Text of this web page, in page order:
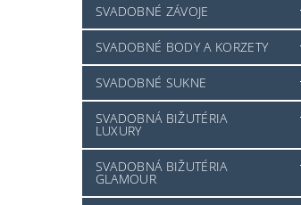
SVADOBNÉ ZÁVOJE
SVADOBNÉ BODY A KORZETY
SVADOBNÉ SUKNE
SVADOBNÁ BIŽUTÉRIA
LUXURY
SVADOBNÁ BIŽUTÉRIA
GLAMOUR